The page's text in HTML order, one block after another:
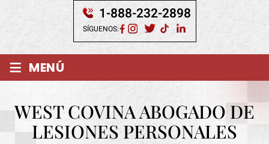
English
1-888-232-2898
SÍGUENOS:
≡ MENÚ
WEST COVINA ABOGADO DE
LESIONES PERSONALES